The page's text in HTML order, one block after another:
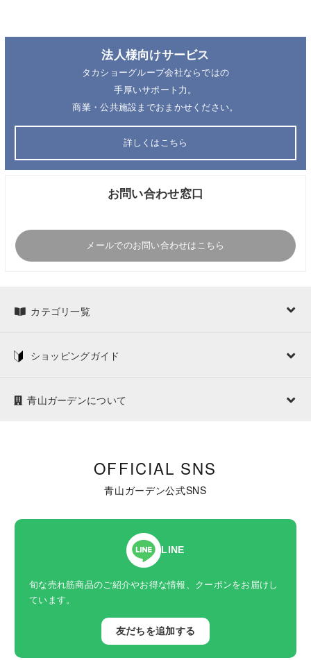
法人様向けサービス
タカショーグループ会社ならではの
手厚いサポート力。
商業・公共施設までおまかせください。
詳しくはこちら
お問い合わせ窓口
メールでのお問い合わせはこちら
カテゴリ一覧
ショッピングガイド
青山ガーデンについて
OFFICIAL SNS
青山ガーデン公式SNS
LINE
旬な売れ筋商品のご紹介やお得な情報、クーポンをお届けし
ています。
友だちを追加する